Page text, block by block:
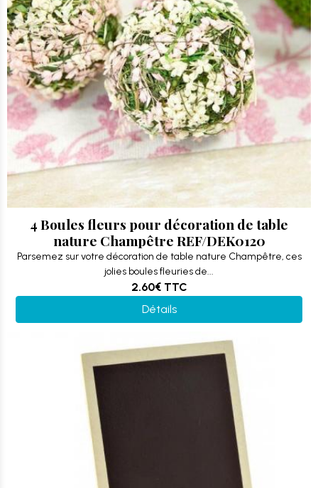
4 Boules fleurs pour décoration de table
nature Champêtre REF/DEK0120
Parsemez sur votre décoration de table nature Champêtre, ces
jolies boules fleuries de...
2.60€ TTC
Détails